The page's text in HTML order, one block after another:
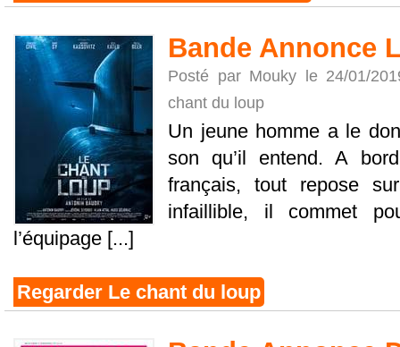
Bande Annonce
Posté par Mouky le 24/01/
chant du loup
Un jeune homme a le
son qu’il entend. A
français, tout repose
infaillible, il commet
l’équipage [...]
Regarder Le chant du loup